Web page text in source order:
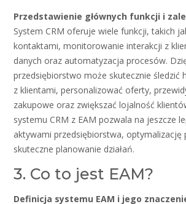
Przedstawienie głównych funkcji i
System CRM oferuje wiele funkcji, takich
kontaktami, monitorowanie interakcji z
danych oraz automatyzacja procesów.
przedsiębiorstwo może skutecznie śledzić
z klientami, personalizować oferty,
zakupowe oraz zwiększać lojalność
systemu CRM z EAM pozwala na jeszcze
aktywami przedsiębiorstwa, optymalizację
skuteczne planowanie działań.
3. Co to jest EAM?
Definicja systemu EAM i jego